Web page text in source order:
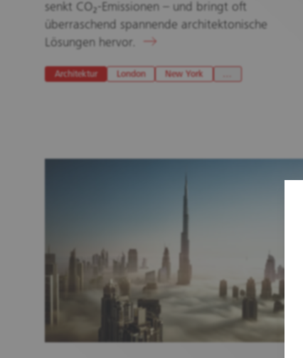
senkt CO₂-Emissionen – und bringt oft
überraschend spannende architektonische
Lösungen hervor.
Architektur London New York